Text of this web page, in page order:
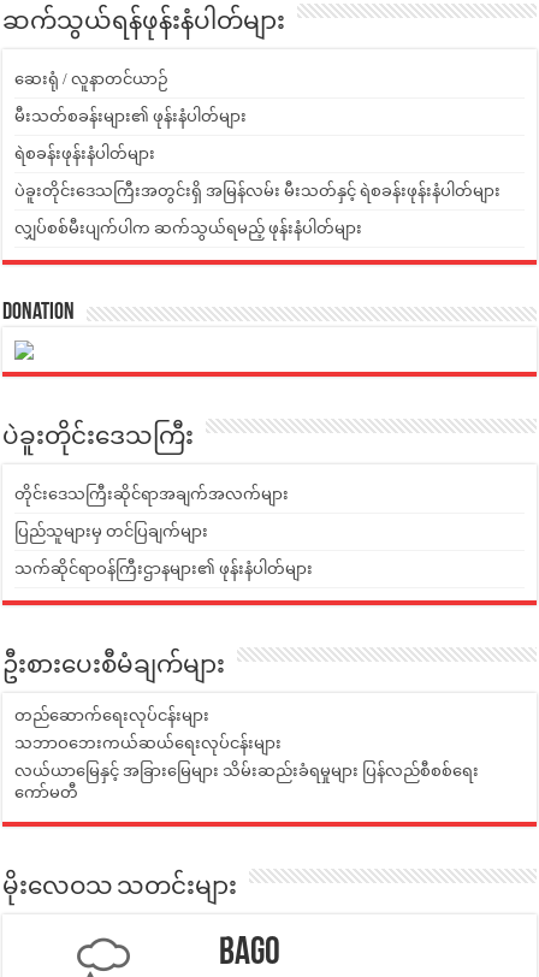
ဆက်သွယ်ရန်ဖုန်းနံပါတ်များ
ဆေးရုံ / လူနာတင်ယာဉ်
မီးသတ်စခန်းများ၏ ဖုန်းနံပါတ်များ
ရဲစခန်းဖုန်းနံပါတ်များ
ပဲခူးတိုင်းဒေသကြီးအတွင်းရှိ အမြန်လမ်း မီးသတ်နှင့် ရဲစခန်းဖုန်းနံပါတ်များ
လျှပ်စစ်မီးပျက်ပါက ဆက်သွယ်ရမည့် ဖုန်းနံပါတ်များ
Donation
ပဲခူးတိုင်းဒေသကြီး
တိုင်းဒေသကြီးဆိုင်ရာအချက်အလက်များ
ပြည်သူများမှ တင်ပြချက်များ
သက်ဆိုင်ရာဝန်ကြီးဌာနများ၏ ဖုန်းနံပါတ်များ
ဦးစားပေးစီမံချက်များ
တည်ဆောက်ရေးလုပ်ငန်းများ
သဘာဝဘေးကယ်ဆယ်ရေးလုပ်ငန်းများ
လယ်ယာမြေနှင့် အခြားမြေများ သိမ်းဆည်းခံရမှုများ ပြန်လည်စီစစ်ရေး
ကော်မတီ
မိုးလေဝသ သတင်းများ
Bago